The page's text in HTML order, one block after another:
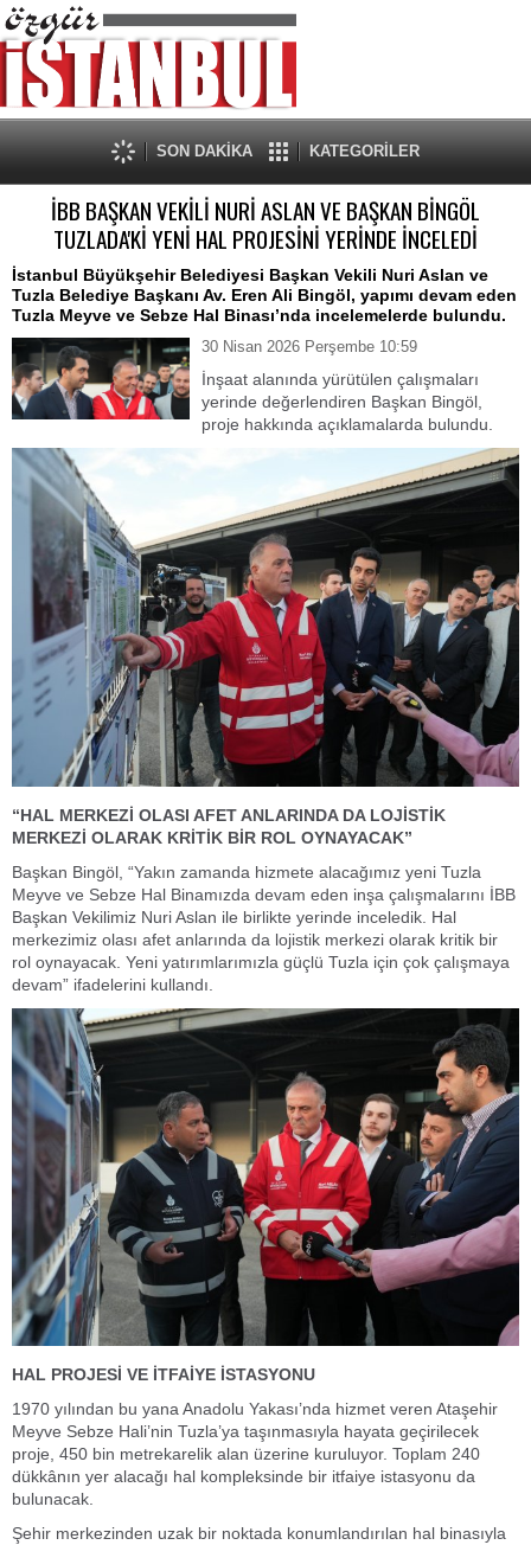
SON DAKİKA KATEGORİLER
İBB BAŞKAN VEKİLİ NURİ ASLAN VE BAŞKAN BİNGÖL
TUZLADA'Kİ YENİ HAL PROJESİNİ YERİNDE İNCELEDİ
İstanbul Büyükşehir Belediyesi Başkan Vekili Nuri Aslan ve
Tuzla Belediye Başkanı Av. Eren Ali Bingöl, yapımı devam eden
Tuzla Meyve ve Sebze Hal Binası’nda incelemelerde bulundu.
30 Nisan 2026 Perşembe 10:59
İnşaat alanında yürütülen çalışmaları
yerinde değerlendiren Başkan Bingöl,
proje hakkında açıklamalarda bulundu.
“HAL MERKEZİ OLASI AFET ANLARINDA DA LOJİSTİK
MERKEZİ OLARAK KRİTİK BİR ROL OYNAYACAK”
Başkan Bingöl, “Yakın zamanda hizmete alacağımız yeni Tuzla
Meyve ve Sebze Hal Binamızda devam eden inşa çalışmalarını İBB
Başkan Vekilimiz Nuri Aslan ile birlikte yerinde inceledik. Hal
merkezimiz olası afet anlarında da lojistik merkezi olarak kritik bir
rol oynayacak. Yeni yatırımlarımızla güçlü Tuzla için çok çalışmaya
devam” ifadelerini kullandı.
HAL PROJESİ VE İTFAİYE İSTASYONU
1970 yılından bu yana Anadolu Yakası’nda hizmet veren Ataşehir
Meyve Sebze Hali’nin Tuzla’ya taşınmasıyla hayata geçirilecek
proje, 450 bin metrekarelik alan üzerine kuruluyor. Toplam 240
dükkânın yer alacağı hal kompleksinde bir itfaiye istasyonu da
bulunacak.
Şehir merkezinden uzak bir noktada konumlandırılan hal binasıyla